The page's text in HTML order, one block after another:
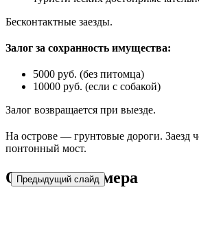
Предыдущий слайд
Описание номера
Бесконтактные заезды.
Залог за сохранность имущества:
5000 руб. (без питомца)
10000 руб. (если с собакой)
Залог возвращается при выезде.
На острове — грунтовые дороги. Заезд
понтонный мост.